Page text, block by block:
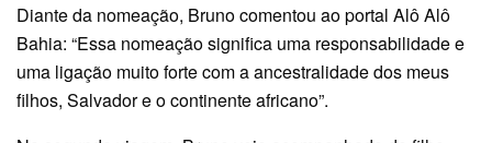
Diante da nomeação, Bruno comentou ao portal Alô Alô
Bahia: “Essa nomeação significa uma responsabilidade e
uma ligação muito forte com a ancestralidade dos meus
filhos, Salvador e o continente africano”.